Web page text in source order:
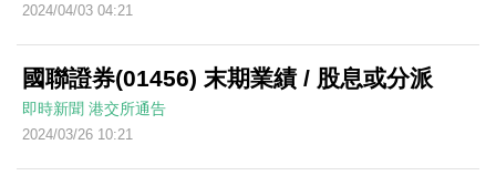
2024/04/03 04:21
國聯證券(01456) 末期業績 / 股息或分派
即時新聞 港交所通告
2024/03/26 10:21